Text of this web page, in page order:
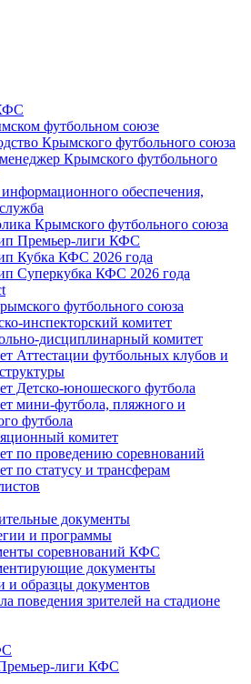
футбольном союзе
Крымского футбольного союза
Крымского футбольного
обеспечения,
Крымского футбольного союза
Премьер-лиги КФС
Кубка КФС 2026 года
Суперкубка КФС 2026 года
футбольного союза
инспекторский комитет
дисциплинарный комитет
Аттестации футбольных клубов и
Детско-юношеского футбола
мини-футбола, пляжного и
футбола
комитет
по проведению соревнований
по статусу и трансферам
документы
и программы
соревнований КФС
документы
и образцы документов
поведения зрителей на стадионе
лиги КФС